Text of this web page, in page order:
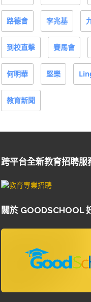
路德會 李兆基
到校直擊 賽馬會
何明華 堅樂
教育新聞
跨平台全新教育招聘服
關於 GOODSCHOOL